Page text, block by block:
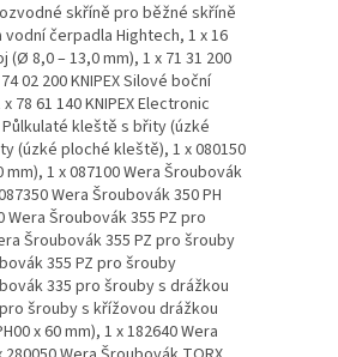
skříně pro běžné skříně
vodní čerpadla Hightech, 1 x 16
8,0 – 13,0 mm), 1 x 71 31 200
02 200 KNIPEX Silové boční
78 61 140 KNIPEX Electronic
Půlkulaté kleště s břity (úzké
(úzké ploché kleště), 1 x 080150
1 x 087100 Wera Šroubovák
Wera Šroubovák 350 PH
Šroubovák 355 PZ pro
Šroubovák 355 PZ pro šrouby
355 PZ pro šrouby
335 pro šrouby s drážkou
pro šrouby s křížovou drážkou
x 60 mm), 1 x 182640 Wera